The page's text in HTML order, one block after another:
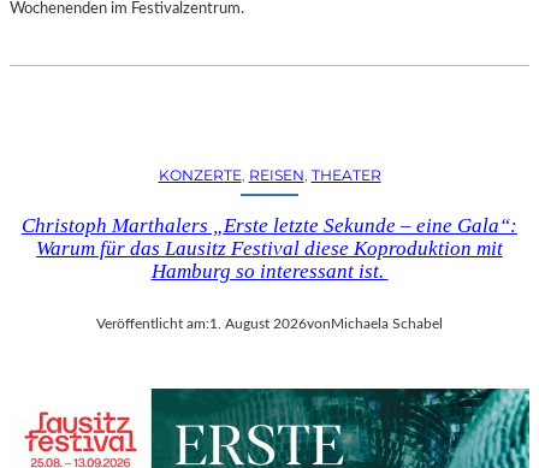
W
S
C
H
N
N
S
T
Wochenenden im Festivalzentrum.
KONZERTE, REISEN THEATER
Christoph Marthalers „Erste letzte Sekunde – eine Gala“:
Warum für das Lausitz Festival diese Koproduktion mit
Hamburg so interessant ist.
Veröffentlicht am:1. August 2026vonMichaela Schabel